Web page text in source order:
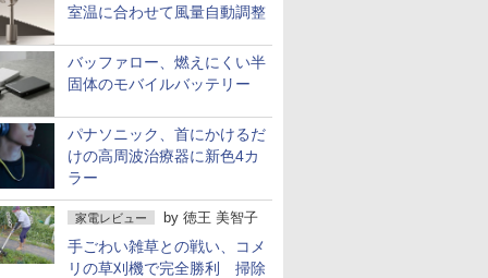
室温に合わせて風量自動調整
バッファロー、燃えにくい半
固体のモバイルバッテリー
パナソニック、首にかけるだ
けの高周波治療器に新色4カ
ラー
家電レビュー by 徳王 美智子
手ごわい雑草との戦い、コメ
リの草刈機で完全勝利 掃除